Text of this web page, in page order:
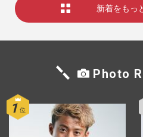
新着をもっ
Photo